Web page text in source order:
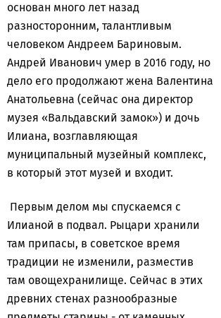
основан много лет назад
разносторонним, талантливым
человеком Андреем Бариновым.
Андрей Иванович умер в 2016 году, но
дело его продолжают жена Валентина
Анатольевна (сейчас она директор
музея «Вальдавский замок») и дочь
Илиана, возглавляющая
муниципальный музейный комплекс,
в который этот музей и входит.
Первым делом мы спускаемся с
Илианой в подвал. Рыцари хранили
там припасы, в советское время
традиции не изменили, разместив
там овощехранилище. Сейчас в этих
древних стенах разнообразные